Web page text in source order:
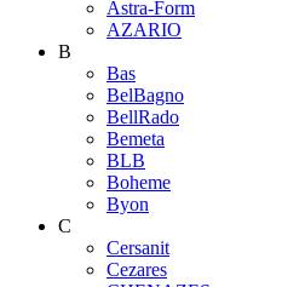
Astra-Form
AZARIO
B
Bas
BelBagno
BellRado
Bemeta
BLB
Boheme
Byon
C
Cersanit
Cezares